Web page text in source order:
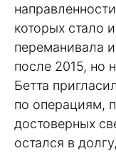
которых стало
переманивала
после 2015, но
Бетта
по операциям,
достоверных
остался в